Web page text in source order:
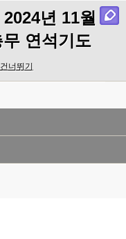
년 11월
연석기도
너뛰기